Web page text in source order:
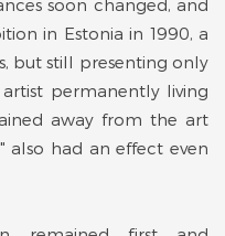
soon changed, and
in Estonia in 1990, a
but still presenting only
permanently living
away from the art
also had an effect even